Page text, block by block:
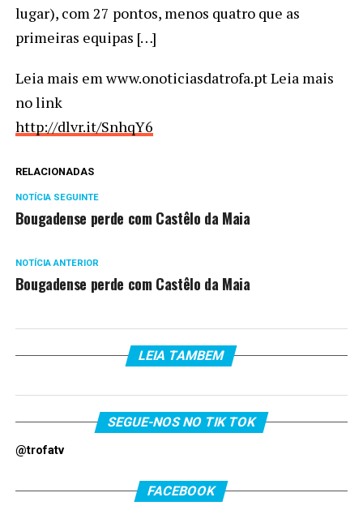
lugar), com 27 pontos, menos quatro que as
primeiras equipas […]
Leia mais em www.onoticiasdatrofa.pt Leia mais
no link
http://dlvr.it/SnhqY6
RELACIONADAS
NOTÍCIA SEGUINTE
Bougadense perde com Castêlo da Maia
NOTÍCIA ANTERIOR
Bougadense perde com Castêlo da Maia
LEIA TAMBEM
SEGUE-NOS NO TIK TOK
@trofatv
FACEBOOK